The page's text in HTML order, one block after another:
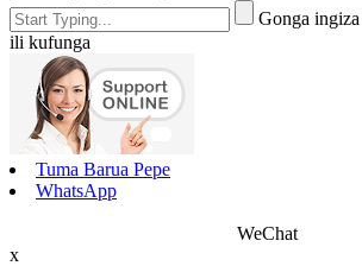
Gonga
ili kufunga
Tuma Barua Pepe
WhatsApp
WeChat
x